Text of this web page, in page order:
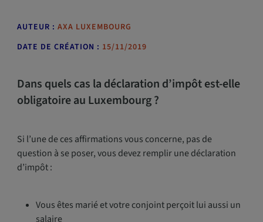
AUTEUR : AXA LUXEMBOURG
DATE DE CRÉATION : 15/11/2019
Dans quels cas la déclaration d’impôt est-elle
obligatoire au Luxembourg ?
Si l’une de ces affirmations vous concerne, pas de
question à se poser, vous devez remplir une déclaration
d’impôt :
Vous êtes marié et votre conjoint perçoit lui aussi un
salaire